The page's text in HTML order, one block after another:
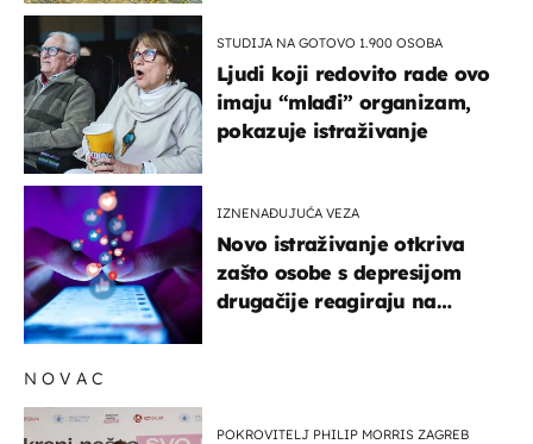
STUDIJA NA GOTOVO 1.900 OSOBA
Ljudi koji redovito rade ovo
imaju “mlađi” organizam,
pokazuje istraživanje
IZNENAĐUJUĆA VEZA
Novo istraživanje otkriva
zašto osobe s depresijom
drugačije reagiraju na
NOVAC
POKROVITELJ PHILIP MORRIS ZAGREB